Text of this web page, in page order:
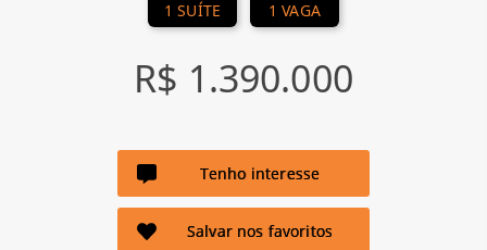
1 SUÍTE 1 VAGA
R$ 1.390.000
Tenho interesse
Salvar nos favoritos